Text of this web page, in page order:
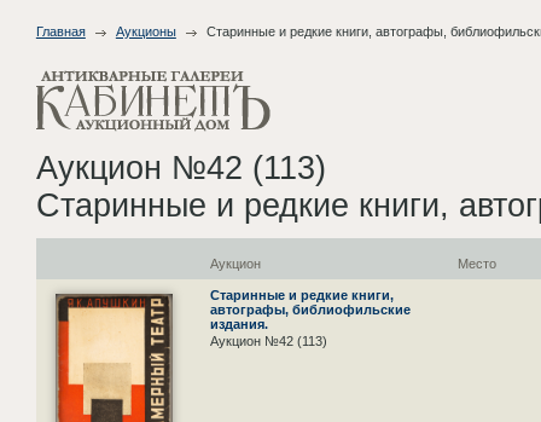
Главная Аукционы Старинные и редкие книги, автографы,
Аукцион №42 (113)
Старинные и редкие книги,
Аукцион Место
Старинные и редкие книги,
автографы, библиофильские
издания.
Аукцион №42 (113)